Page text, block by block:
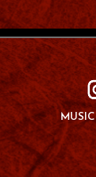
MUSIC